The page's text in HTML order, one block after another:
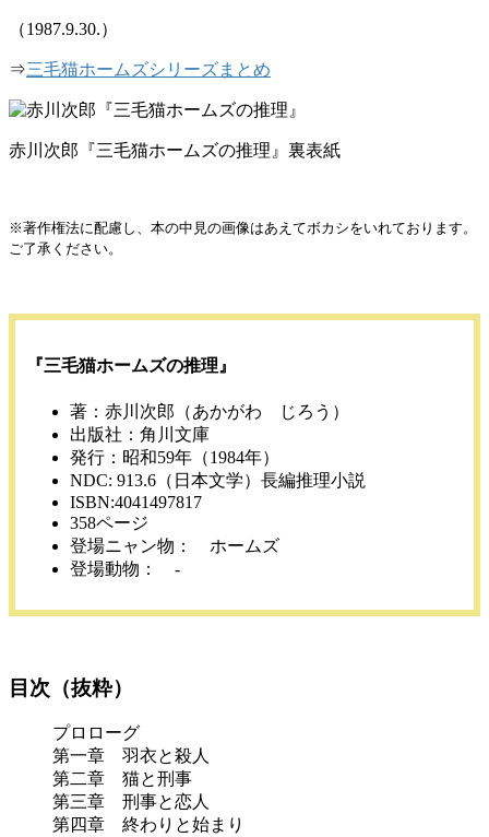
（1987.9.30.）
⇒三毛猫ホームズシリーズまとめ
赤川次郎『三毛猫ホームズの推理』裏表紙
※著作権法に配慮し、本の中見の画像はあえてボカシをいれております。
ご了承ください。
『三毛猫ホームズの推理』
著：赤川次郎（あかがわ じろう）
出版社：角川文庫
発行：昭和59年（1984年）
NDC: 913.6（日本文学）長編推理小説
ISBN:4041497817
358ページ
登場ニャン物： ホームズ
登場動物： -
目次（抜粋）
プロローグ
第一章 羽衣と殺人
第二章 猫と刑事
第三章 刑事と恋人
第四章 終わりと始まり